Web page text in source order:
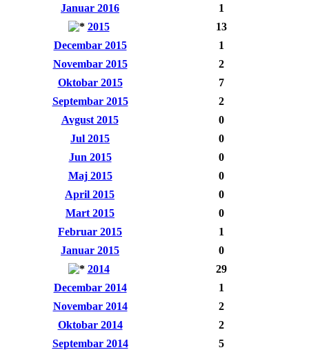
Januar 2016
1
2015
13
Decembar 2015
1
Novembar 2015
2
Oktobar 2015
7
Septembar 2015
2
Avgust 2015
0
Jul 2015
0
Jun 2015
0
Maj 2015
0
April 2015
0
Mart 2015
0
Februar 2015
1
Januar 2015
0
2014
29
Decembar 2014
1
Novembar 2014
2
Oktobar 2014
2
Septembar 2014
5